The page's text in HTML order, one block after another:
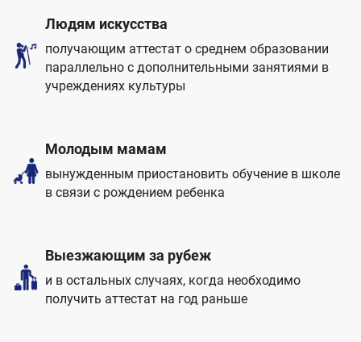
Людям искусства
получающим аттестат о среднем образовании
параллельно с дополнительными занятиями в
учреждениях культуры
Молодым мамам
вынужденным приостановить обучение в школе
в связи с рождением ребенка
Выезжающим за рубеж
и в остальных случаях, когда необходимо
получить аттестат на год раньше